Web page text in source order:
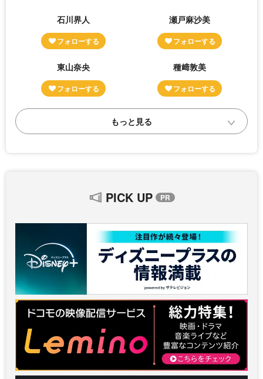
石川界人 瀬戸麻沙美
東山奈央 種﨑敦美
PICK UP